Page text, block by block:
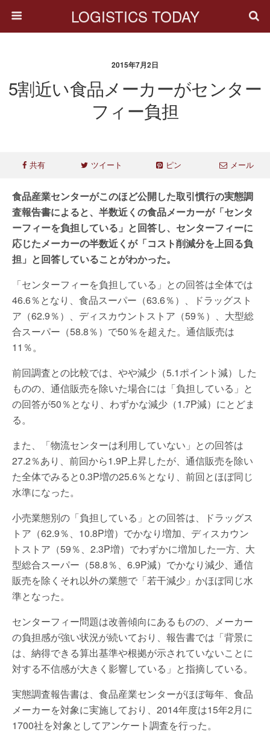
LOGISTICS TODAY
2015年7月2日
5割近い食品メーカーがセンター
フィー負担
共有 ツイート ピン メール
食品産業センターがこのほど公開した取引慣行の実態調
査報告書によると、半数近くの食品メーカーが「センタ
ーフィーを負担している」と回答し、センターフィーに
応じたメーカーの半数近くが「コスト削減分を上回る負
担」と回答していることがわかった。
「センターフィーを負担している」との回答は全体では
46.6％となり、食品スーパー（63.6％）、ドラッグスト
ア（62.9％）、ディスカウントストア（59％）、大型総
合スーパー（58.8％）で50％を超えた。通信販売は
11％。
前回調査との比較では、やや減少（5.1ポイント減）した
ものの、通信販売を除いた場合には「負担している」と
の回答が50％となり、わずかな減少（1.7P減）にとどま
る。
また、「物流センターは利用していない」との回答は
27.2％あり、前回から1.9P上昇したが、通信販売を除い
た全体でみると0.3P増の25.6％となり、前回とほぼ同じ
水準になった。
小売業態別の「負担している」との回答は、ドラッグス
トア（62.9％、10.8P増）でかなり増加、ディスカウン
トストア（59％、2.3P増）でわずかに増加した一方、大
型総合スーパー（58.8％、6.9P減）でかなり減少、通信
販売を除くそれ以外の業態で「若干減少」かほぼ同じ水
準となった。
センターフィー問題は改善傾向にあるものの、メーカー
の負担感が強い状況が続いており、報告書では「背景に
は、納得できる算出基準や根拠が示されていないことに
対する不信感が大きく影響している」と指摘している。
実態調査報告書は、食品産業センターがほぼ毎年、食品
メーカーを対象に実施しており、2014年度は15年2月に
1700社を対象としてアンケート調査を行った。